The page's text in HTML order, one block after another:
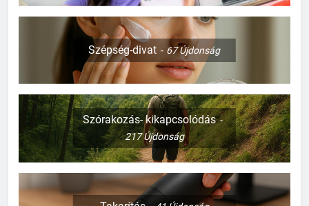
Szépség-divat 67Újdonság
Szórakozás- kikapcsolódás
217Újdonság
127